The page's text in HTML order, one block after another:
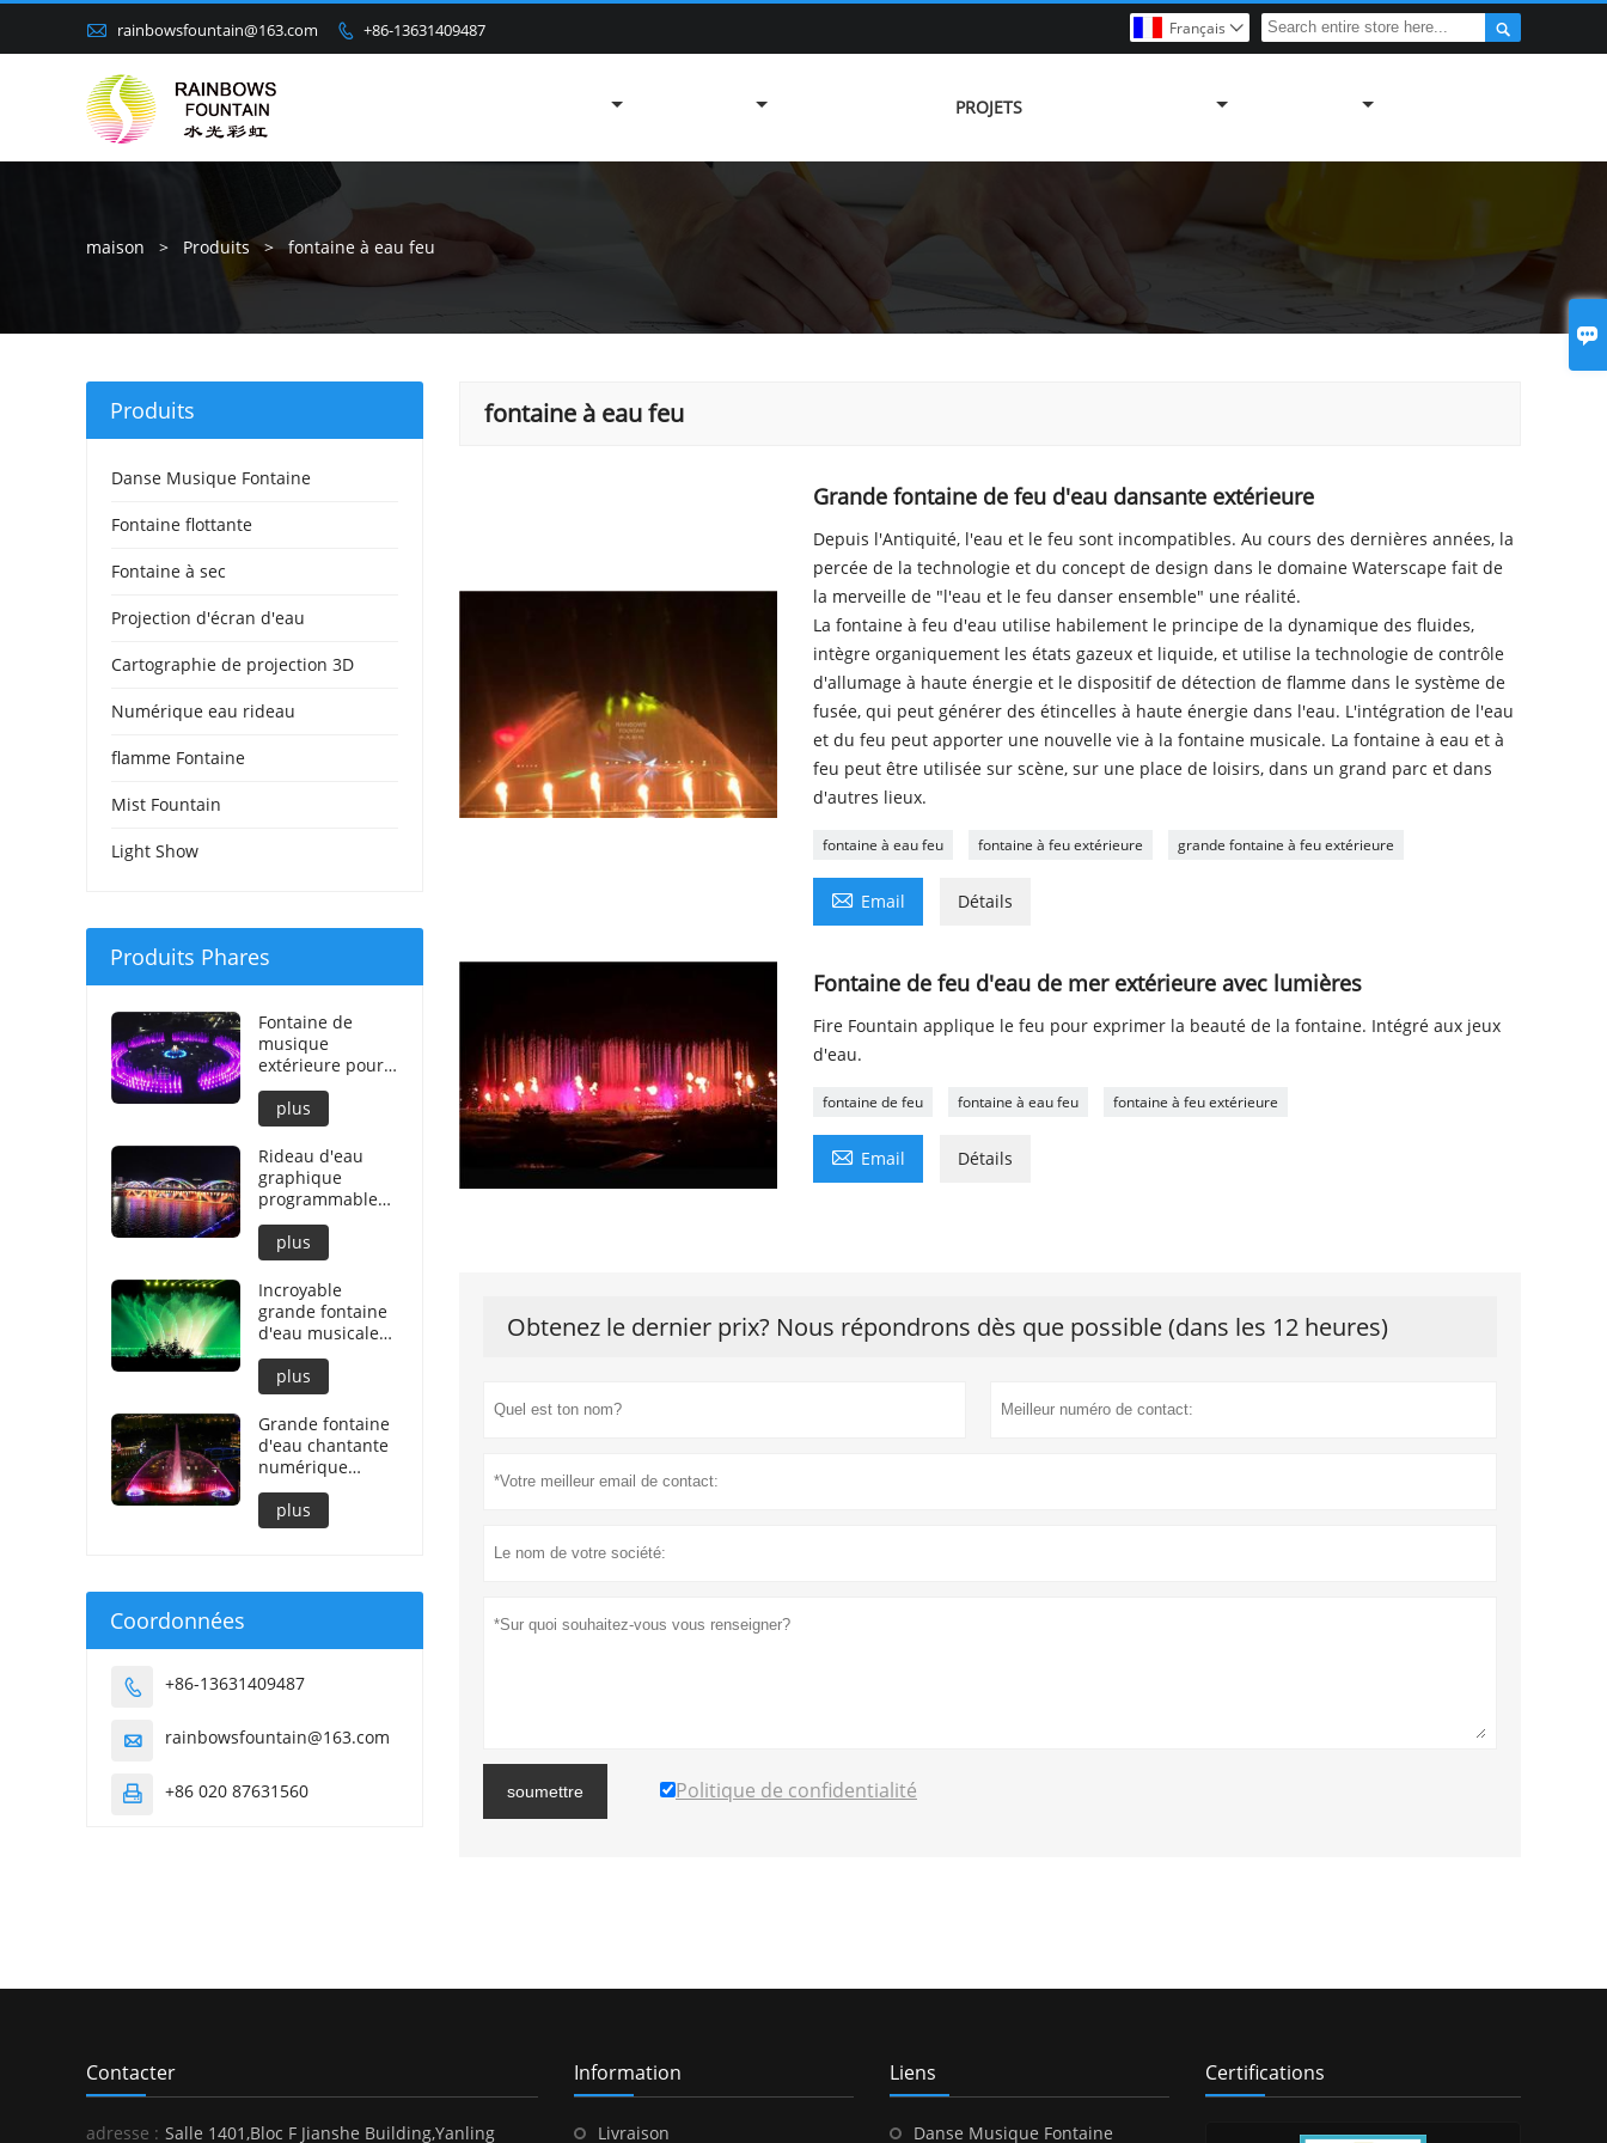

 rainbowsfountain@163.com  +86-13631409487 
Français 
PROJETS
maison > Produits > fontaine à eau feu
fontaine à eau feu
Grande fontaine de feu d'eau dansante extérieure
Depuis l'Antiquité, l'eau et le feu sont incompatibles. Au cours des dernières années, la
percée de la technologie et du concept de design dans le domaine Waterscape fait de
la merveille de "l'eau et le feu danser ensemble" une réalité.
La fontaine à feu d'eau utilise habilement le principe de la dynamique des fluides,
intègre organiquement les états gazeux et liquide, et utilise la technologie de contrôle
d'allumage à haute énergie et le dispositif de détection de flamme dans le système de
fusée, qui peut générer des étincelles à haute énergie dans l'eau. L'intégration de l'eau
et du feu peut apporter une nouvelle vie à la fontaine musicale. La fontaine à eau et à
feu peut être utilisée sur scène, sur une place de loisirs, dans un grand parc et dans
d'autres lieux.
fontaine à eau feu fontaine à feu extérieure grande fontaine à feu extérieure
 Email Détails
Fontaine de feu d'eau de mer extérieure avec lumières
Fire Fountain applique le feu pour exprimer la beauté de la fontaine. Intégré aux jeux
d'eau.
fontaine de feu fontaine à eau feu fontaine à feu extérieure
 Email Détails
Obtenez le dernier prix? Nous répondrons dès que possible (dans les 12 heures)
soumettre Politique de confidentialité
Produits
Danse Musique Fontaine
Fontaine flottante
Fontaine à sec
Projection d'écran d'eau
Cartographie de projection 3D
Numérique eau rideau
flamme Fontaine
Mist Fountain
Light Show
Produits Phares
Fontaine de
musique
extérieure pour
sol sec
plus
Rideau d'eau
graphique
programmable
décoratif Bridge
plus
Incroyable
grande fontaine
d'eau musicale
décorative
extérieure
plus
Grande fontaine
d'eau chantante
numérique
extérieure
plus
Coordonnées
 +86-13631409487
 rainbowsfountain@163.com
 +86 020 87631560
Contacter
adresse : Salle 1401,Bloc F Jianshe Building,Yanling
Information
Livraison
Liens
Danse Musique Fontaine
Certifications